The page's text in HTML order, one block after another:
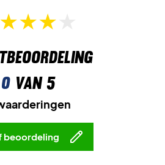
0van 5
beoordeling